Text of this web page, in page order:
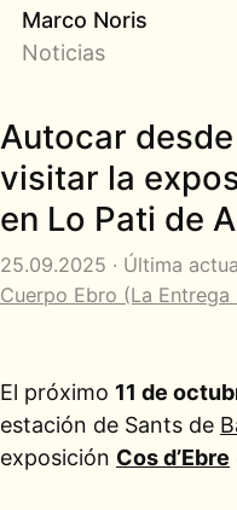
Marco Noris
Noticias
Autocar
visitar la
en Lo Pati de
25.09.2025 · Última
Cuerpo Ebro (La Entrega
El próximo 11 de
estación de Sants de
exposición Cos d’Ebre